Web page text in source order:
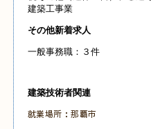
建築工事業
その他新着求人
一般事務職：３件
建築技術者関連
就業場所：那覇市